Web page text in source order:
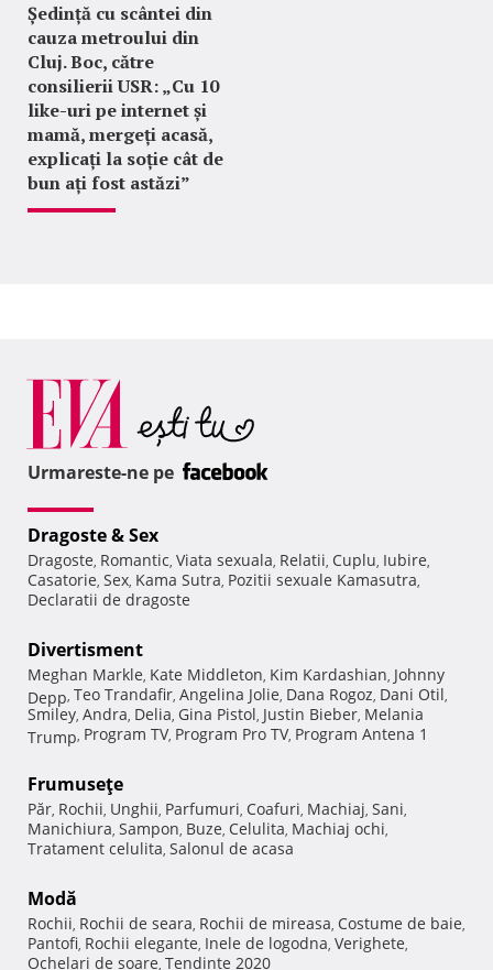
Ședință cu scântei din
cauza metroului din
Cluj. Boc, către
consilierii USR: „Cu 10
like-uri pe internet și
mamă, mergeți acasă,
explicați la soție cât de
bun ați fost astăzi”
Urmareste-ne pe
Dragoste & Sex
Dragoste, Romantic, Viata sexuala, Relatii, Cuplu, Iubire,
Casatorie, Sex, Kama Sutra, Pozitii sexuale Kamasutra,
Declaratii de dragoste
Divertisment
Meghan Markle, Kate Middleton, Kim Kardashian, Johnny
Depp, Teo Trandafir, Angelina Jolie, Dana Rogoz, Dani Otil,
Smiley, Andra, Delia, Gina Pistol, Justin Bieber, Melania
Trump, Program TV, Program Pro TV, Program Antena 1
Frumuseţe
Păr, Rochii, Unghii, Parfumuri, Coafuri, Machiaj, Sani,
Manichiura, Sampon, Buze, Celulita, Machiaj ochi,
Tratament celulita, Salonul de acasa
Modă
Rochii, Rochii de seara, Rochii de mireasa, Costume de baie,
Pantofi, Rochii elegante, Inele de logodna, Verighete,
Ochelari de soare, Tendinte 2020